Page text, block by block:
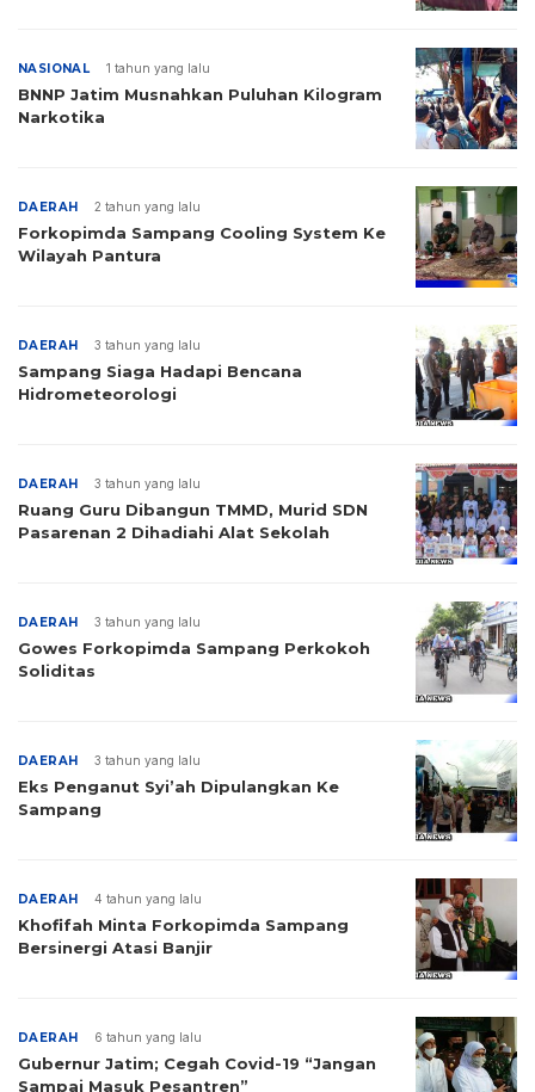
NASIONAL 1 tahun yang lalu
BNNP Jatim Musnahkan Puluhan Kilogram
Narkotika
DAERAH 2 tahun yang lalu
Forkopimda Sampang Cooling System Ke
Wilayah Pantura
DAERAH 3 tahun yang lalu
Sampang Siaga Hadapi Bencana
Hidrometeorologi
DAERAH 3 tahun yang lalu
Ruang Guru Dibangun TMMD, Murid SDN
Pasarenan 2 Dihadiahi Alat Sekolah
DAERAH 3 tahun yang lalu
Gowes Forkopimda Sampang Perkokoh
Soliditas
DAERAH 3 tahun yang lalu
Eks Penganut Syi’ah Dipulangkan Ke
Sampang
DAERAH 4 tahun yang lalu
Khofifah Minta Forkopimda Sampang
Bersinergi Atasi Banjir
DAERAH 6 tahun yang lalu
Gubernur Jatim; Cegah Covid-19 “Jangan
Sampai Masuk Pesantren”